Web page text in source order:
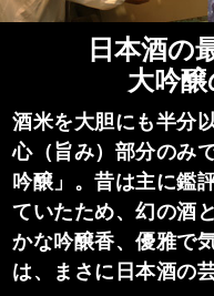
日本酒の
大吟醸
酒米を大胆にも半分
心（旨み）部分のみ
吟醸」。昔は主に鑑
ていたため、幻の酒
かな吟醸香、優雅で
は、まさに日本酒の